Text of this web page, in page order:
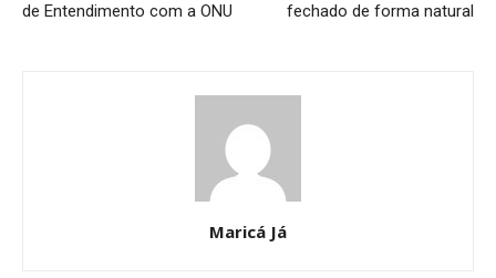
de Entendimento com a ONU
fechado de forma natural
Maricá Já